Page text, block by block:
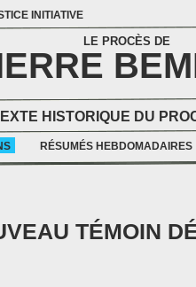
INITIATIVE
LE PROCÈS DE
HISTORIQUE DU
RÉSUMÉS HEBDOMADAIRES
TÉMOIN